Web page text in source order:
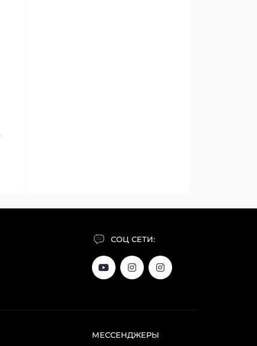
СОЦ СЕТИ:
МЕССЕНДЖЕРЫ